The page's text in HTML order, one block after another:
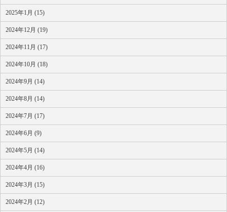
2025年1月 (15)
2024年12月 (19)
2024年11月 (17)
2024年10月 (18)
2024年9月 (14)
2024年8月 (14)
2024年7月 (17)
2024年6月 (9)
2024年5月 (14)
2024年4月 (16)
2024年3月 (15)
2024年2月 (12)